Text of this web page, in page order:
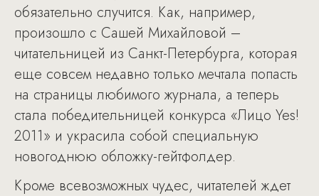
обязательно случится. Как, например,
произошло с Сашей Михайловой –
читательницей из Санкт-Петербурга, которая
еще совсем недавно только мечтала попасть
на страницы любимого журнала, а теперь
стала победительницей конкурса «Лицо Yes!
2011» и украсила собой специальную
новогоднюю обложку-гейтфолдер.
Кроме всевозможных чудес, читателей ждет